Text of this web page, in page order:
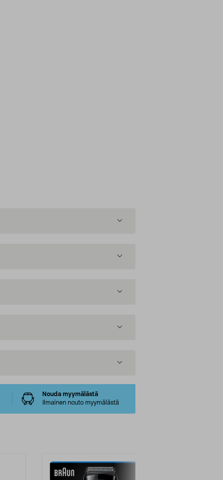
Nouda myymälästä
Ilmainen nouto myymälästä